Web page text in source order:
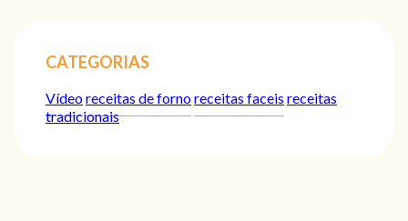
CATEGORIAS
Vídeoreceitas de fornoreceitas faceis receitas
tradicionais